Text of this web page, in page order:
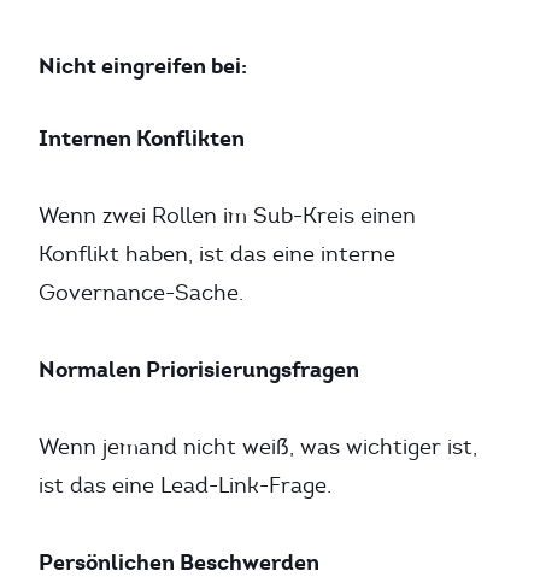
Nicht eingreifen bei:
Internen Konflikten
Wenn zwei Rollen im Sub-Kreis einen
Konflikt haben, ist das eine interne
Governance-Sache.
Normalen Priorisierungsfragen
Wenn jemand nicht weiß, was wichtiger ist,
ist das eine Lead-Link-Frage.
Persönlichen Beschwerden